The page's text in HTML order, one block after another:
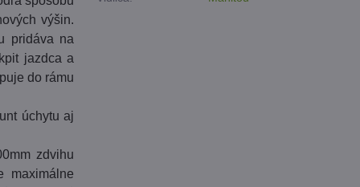
výšin.
pridáva na
jazdca a
do rámu
úchytu aj
zdvihu
maximálne